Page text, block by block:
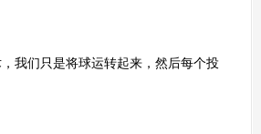
我们只是将球运转起来，然后每个投